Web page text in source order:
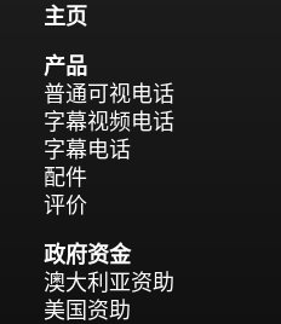
主页
产品
普通可视电话
字幕视频电话
字幕电话
配件
评价
政府资金
澳大利亚资助
美国资助